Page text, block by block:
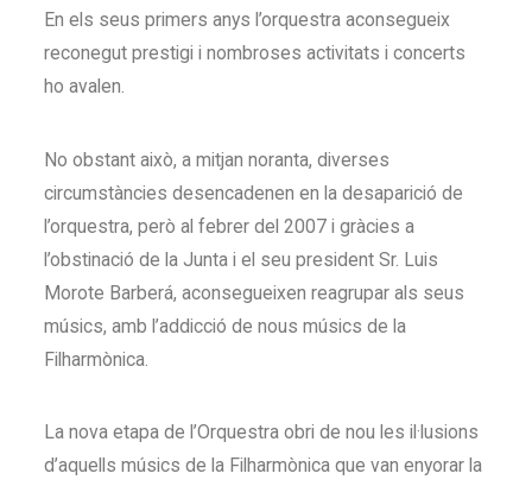
En els seus primers anys l’orquestra aconsegueix
reconegut prestigi i nombroses activitats i concerts
ho avalen.
No obstant això, a mitjan noranta, diverses
circumstàncies desencadenen en la desaparició de
l’orquestra, però al febrer del 2007 i gràcies a
l’obstinació de la Junta i el seu president Sr. Luis
Morote Barberá, aconsegueixen reagrupar als seus
músics, amb l’addicció de nous músics de la
Filharmònica.
La nova etapa de l’Orquestra obri de nou les il·lusions
d’aquells músics de la Filharmònica que van enyorar la